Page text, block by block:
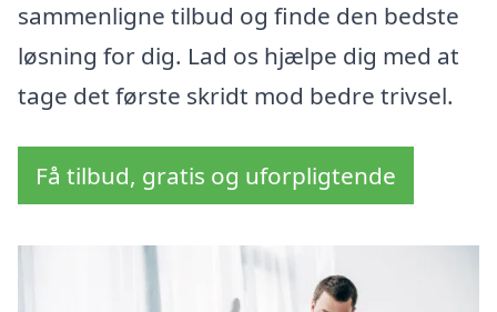
sammenligne tilbud og finde den bedste
løsning for dig. Lad os hjælpe dig med at
tage det første skridt mod bedre trivsel.
Få tilbud, gratis og uforpligtende